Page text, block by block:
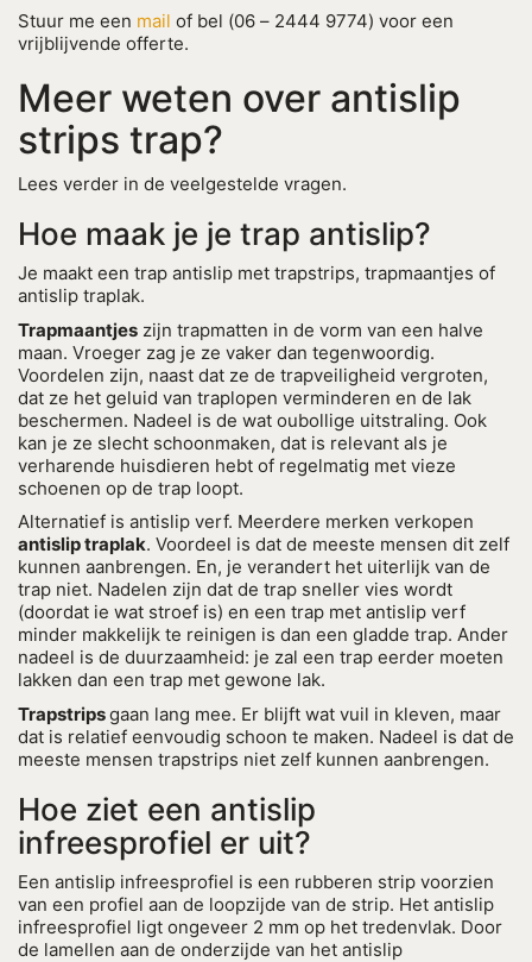
Stuur me een mail of bel (06 – 2444 9774) voor een
vrijblijvende offerte.
Meer weten over antislip
strips trap?
Lees verder in de veelgestelde vragen.
Hoe maak je je trap antislip?
Je maakt een trap antislip met trapstrips, trapmaantjes of
antislip traplak.
Trapmaantjes zijn trapmatten in de vorm van een halve
maan. Vroeger zag je ze vaker dan tegenwoordig.
Voordelen zijn, naast dat ze de trapveiligheid vergroten,
dat ze het geluid van traplopen verminderen en de lak
beschermen. Nadeel is de wat oubollige uitstraling. Ook
kan je ze slecht schoonmaken, dat is relevant als je
verharende huisdieren hebt of regelmatig met vieze
schoenen op de trap loopt.
Alternatief is antislip verf. Meerdere merken verkopen
antislip traplak. Voordeel is dat de meeste mensen dit zelf
kunnen aanbrengen. En, je verandert het uiterlijk van de
trap niet. Nadelen zijn dat de trap sneller vies wordt
(doordat ie wat stroef is) en een trap met antislip verf
minder makkelijk te reinigen is dan een gladde trap. Ander
nadeel is de duurzaamheid: je zal een trap eerder moeten
lakken dan een trap met gewone lak.
Trapstripsgaan lang mee. Er blijft wat vuil in kleven, maar
dat is relatief eenvoudig schoon te maken. Nadeel is dat de
meeste mensen trapstrips niet zelf kunnen aanbrengen.
Hoe ziet een antislip
infreesprofiel er uit?
Een antislip infreesprofiel is een rubberen strip voorzien
van een profiel aan de loopzijde van de strip. Het antislip
infreesprofiel ligt ongeveer 2 mm op het tredenvlak. Door
de lamellen aan de onderzijde van het antislip